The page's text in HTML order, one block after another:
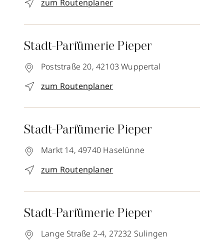
zum Routenplaner
Stadt-Parfümerie Pieper
Poststraße 20, 42103 Wuppertal
zum Routenplaner
Stadt-Parfümerie Pieper
Markt 14, 49740 Haselünne
zum Routenplaner
Stadt-Parfümerie Pieper
Lange Straße 2-4, 27232 Sulingen